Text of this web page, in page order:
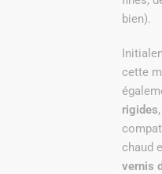
bien).
cette
rigides
chaud
vernis